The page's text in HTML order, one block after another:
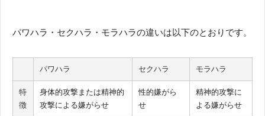
パワハラ・セクハラ・モラハラの違いは以下のとおりです。
パワハラ セクハラ モラハラ
特
徴
身体的攻撃または精神的
攻撃による嫌がらせ
性的嫌がら
せ
精神的攻撃に
よる嫌がらせ